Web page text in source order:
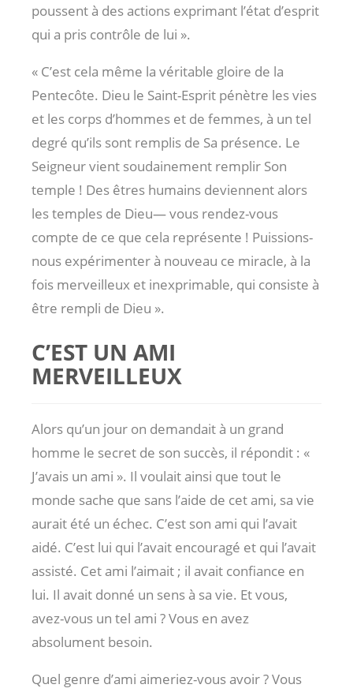
poussent à des actions exprimant l’état d’esprit
qui a pris contrôle de lui ».
« C’est cela même la véritable gloire de la
Pentecôte. Dieu le Saint-Esprit pénètre les vies
et les corps d’hommes et de femmes, à un tel
degré qu’ils sont remplis de Sa présence. Le
Seigneur vient soudainement remplir Son
temple ! Des êtres humains deviennent alors
les temples de Dieu— vous rendez-vous
compte de ce que cela représente ! Puissions-
nous expérimenter à nouveau ce miracle, à la
fois merveilleux et inexprimable, qui consiste à
être rempli de Dieu ».
C’EST UN AMI
MERVEILLEUX
Alors qu’un jour on demandait à un grand
homme le secret de son succès, il répondit : «
J’avais un ami ». Il voulait ainsi que tout le
monde sache que sans l’aide de cet ami, sa vie
aurait été un échec. C’est son ami qui l’avait
aidé. C’est lui qui l’avait encouragé et qui l’avait
assisté. Cet ami l’aimait ; il avait confiance en
lui. Il avait donné un sens à sa vie. Et vous,
avez-vous un tel ami ? Vous en avez
absolument besoin.
Quel genre d’ami aimeriez-vous avoir ? Vous